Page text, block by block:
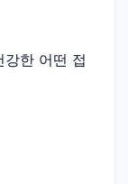
한 어떤 접